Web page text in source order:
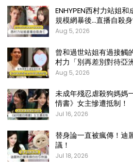
ENHYPEN西村力站姐
規模網暴後…直播自殺
Aug 5, 2026
曾和過世站姐有過接觸
村力「別再差別對待亞
Aug 5, 2026
未成年殘忍虐殺狗媽媽
情書》女主慘遭抵制！
Jul 16, 2026
替身論一直被瘋傳！迪
議！
Jul 18, 2026